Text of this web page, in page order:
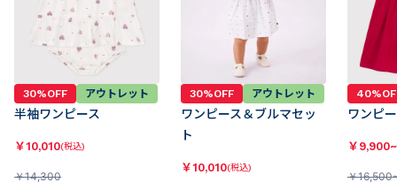
30%OFF アウトレット
半袖ワンピース
￥10,010(税込)
￥14,300
30%OFF アウトレット
ワンピース＆ブルマセッ
ト
￥10,010(税込)
ワンピ
￥ 9,900~
￥